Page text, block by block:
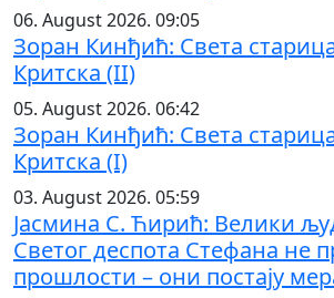
06. August 2026. 09:05
Зоран Кинђић: Света старица
Критска (II)
05. August 2026. 06:42
Зоран Кинђић: Света старица
Критска (I)
03. August 2026. 05:59
Јасмина С. Ћирић: Велики
Светог деспота Стефана не
прошлости – они постају